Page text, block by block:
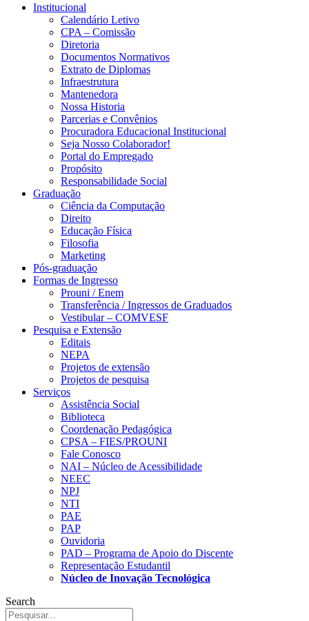
Institucional
Calendário Letivo
CPA – Comissão
Diretoria
Documentos Normativos
Extrato de Diplomas
Infraestrutura
Mantenedora
Nossa Historia
Parcerias e Convênios
Procuradora Educacional Institucional
Seja Nosso Colaborador!
Portal do Empregado
Propósito
Responsabilidade Social
Graduação
Ciência da Computação
Direito
Educação Física
Filosofia
Marketing
Pós-graduação
Formas de Ingresso
Prouni / Enem
Transferência / Ingressos de Graduados
Vestibular – COMVESF
Pesquisa e Extensão
Editais
NEPA
Projetos de extensão
Projetos de pesquisa
Serviços
Assistência Social
Biblioteca
Coordenação Pedagógica
CPSA – FIES/PROUNI
Fale Conosco
NAI – Núcleo de Acessibilidade
NEEC
NPJ
NTI
PAE
PAP
Ouvidoria
PAD – Programa de Apoio do Discente
Representação Estudantil
Núcleo de Inovação Tecnológica
Search